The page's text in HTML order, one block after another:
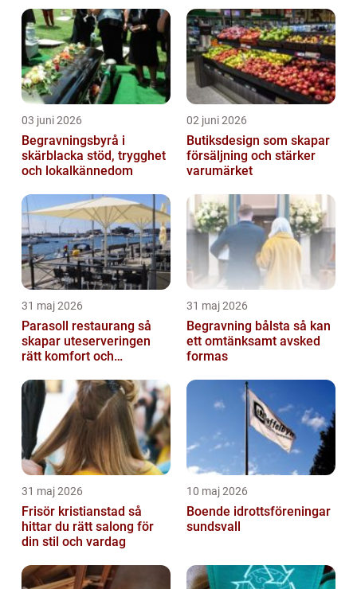
03 juni 2026
Begravningsbyrå i
skärblacka stöd, trygghet
och lokalkännedom
02 juni 2026
Butiksdesign som skapar
försäljning och stärker
varumärket
31 maj 2026
Parasoll restaurang så
skapar uteserveringen
rätt komfort och
31 maj 2026
Begravning bålsta så kan
ett omtänksamt avsked
formas
31 maj 2026
Frisör kristianstad så
hittar du rätt salong för
din stil och vardag
10 maj 2026
Boende idrottsföreningar
sundsvall